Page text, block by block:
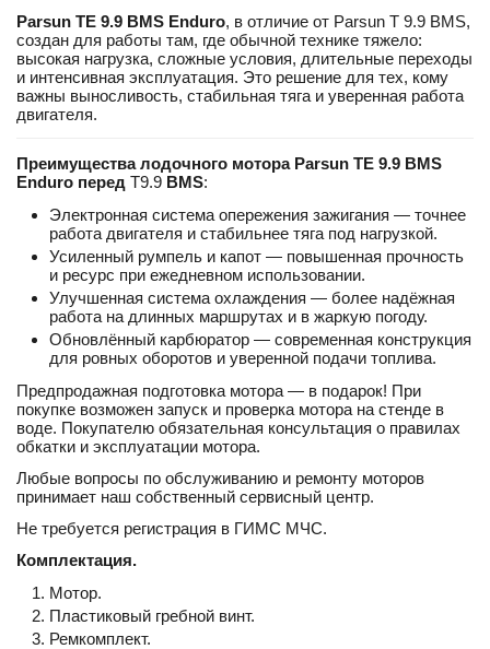
Parsun TE 9.9 BMS Enduro, в отличие от Parsun T 9.9 BMS,
создан для работы там, где обычной технике тяжело:
высокая нагрузка, сложные условия, длительные переходы
и интенсивная эксплуатация. Это решение для тех, кому
важны выносливость, стабильная тяга и уверенная работа
двигателя.
Преимущества лодочного мотора Parsun TE 9.9 BMS
Enduro перед T9.9 BMS:
Электронная система опережения зажигания — точнее
работа двигателя и стабильнее тяга под нагрузкой.
Усиленный румпель и капот — повышенная прочность
и ресурс при ежедневном использовании.
Улучшенная система охлаждения — более надёжная
работа на длинных маршрутах и в жаркую погоду.
Обновлённый карбюратор — современная конструкция
для ровных оборотов и уверенной подачи топлива.
Предпродажная подготовка мотора ― в подарок! При
покупке возможен запуск и проверка мотора на стенде в
воде. Покупателю обязательная консультация о правилах
обкатки и эксплуатации мотора.
Любые вопросы по обслуживанию и ремонту моторов
принимает наш собственный сервисный центр.
Не требуется регистрация в ГИМС МЧС.
Комплектация.
Мотор.
Пластиковый гребной винт.
Ремкомплект.